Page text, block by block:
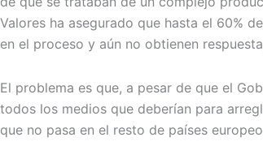
Valores ha asegurado que hasta el 60%
en el proceso y aún no obtienen
El problema es que, a pesar de que el
todos los medios que deberían para
que no pasa en el resto de países